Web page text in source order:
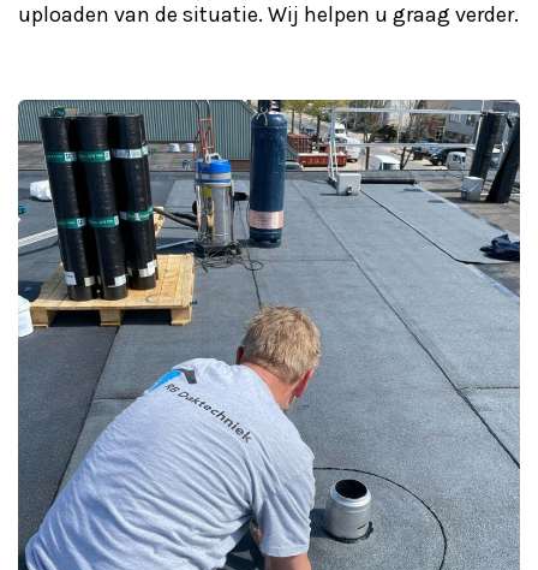
uploaden van de situatie. Wij helpen u graag verder.